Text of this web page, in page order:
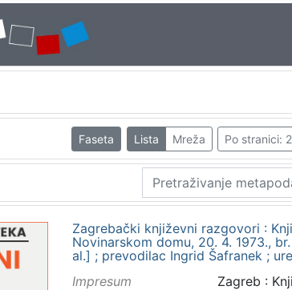
Faseta Lista Mreža Po stranici:
Zagrebački književni razgovori :
Novinarskom domu, 20. 4. 1973.,
al.] ; prevodilac Ingrid Šafranek ;
Impresum
Zagreb :